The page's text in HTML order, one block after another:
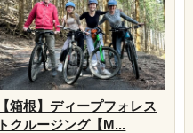
【箱根】ディープフォレス
トクルージング【M...